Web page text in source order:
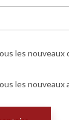
les nouveaux
les nouveaux